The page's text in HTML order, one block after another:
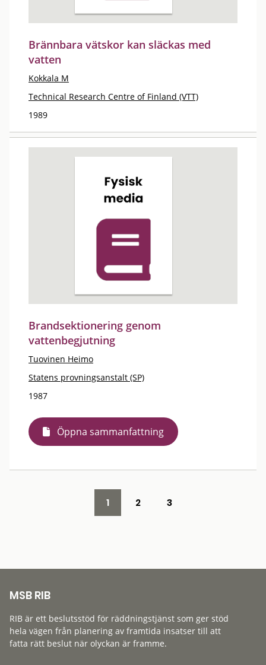
Brännbara vätskor kan släckas med
vatten
Kokkala M
Technical Research Centre of Finland (VTT)
1989
Brandsektionering genom
vattenbegjutning
Tuovinen Heimo
Statens provningsanstalt (SP)
1987
Öppna sammanfattning
1 2 3
MSB RIB
RIB är ett beslutsstöd för räddningstjänst som ger stöd
hela vägen från planering av framtida insatser till att
fatta rätt beslut när olyckan är framme.